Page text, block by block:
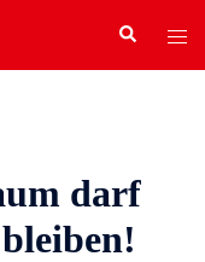
Search
darf